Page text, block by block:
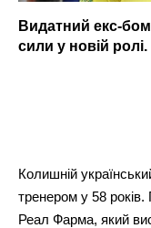
Видатний екс-
сили у новій ролі.
Колишній
тренером у 58
Реал Фарма, який